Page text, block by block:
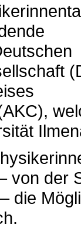
von der
die